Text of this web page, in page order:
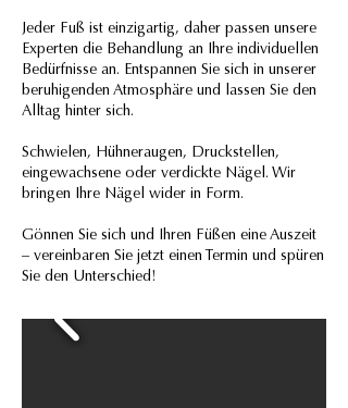
Jeder Fuß ist einzigartig, daher passen unsere
Experten die Behandlung an Ihre individuellen
Bedürfnisse an. Entspannen Sie sich in unserer
beruhigenden Atmosphäre und lassen Sie den
Alltag hinter sich.
Schwielen, Hühneraugen, Druckstellen,
eingewachsene oder verdickte Nägel. Wir
bringen Ihre Nägel wider in Form.
Gönnen Sie sich und Ihren Füßen eine Auszeit
– vereinbaren Sie jetzt einen Termin und spüren
Sie den Unterschied!